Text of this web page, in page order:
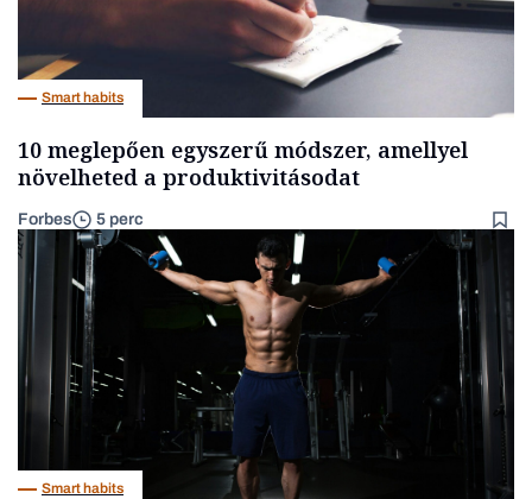
Smart habits
10 meglepően egyszerű módszer, amellyel
növelheted a produktivitásodat
Forbes 5 perc
Smart habits